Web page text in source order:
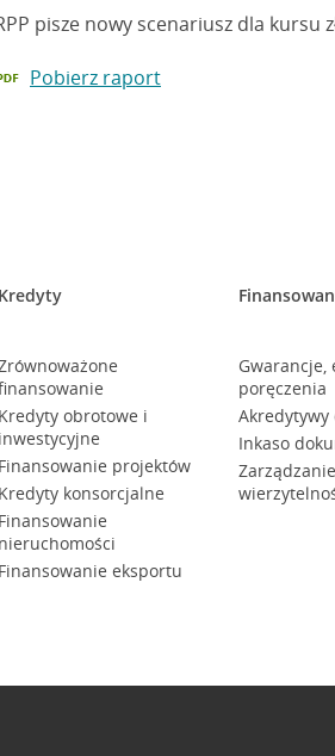
pisze nowy scenariusz dla kursu
Pobierz raport
Kredyty
Kredyty obrotowe i
inwestycyjne
Finansowanie projektów
Kredyty konsorcjalne
Finansowanie
nieruchomości
Finansowanie eksportu
Gwarancje,
poręczenia
Inkaso
Zarządzanie